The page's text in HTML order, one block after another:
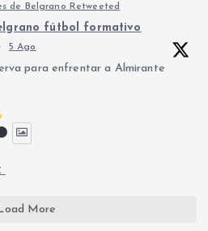
de Belgrano Retweeted
fútbol formativo
· 5 Ago
para enfrentar a Almirante
Load More